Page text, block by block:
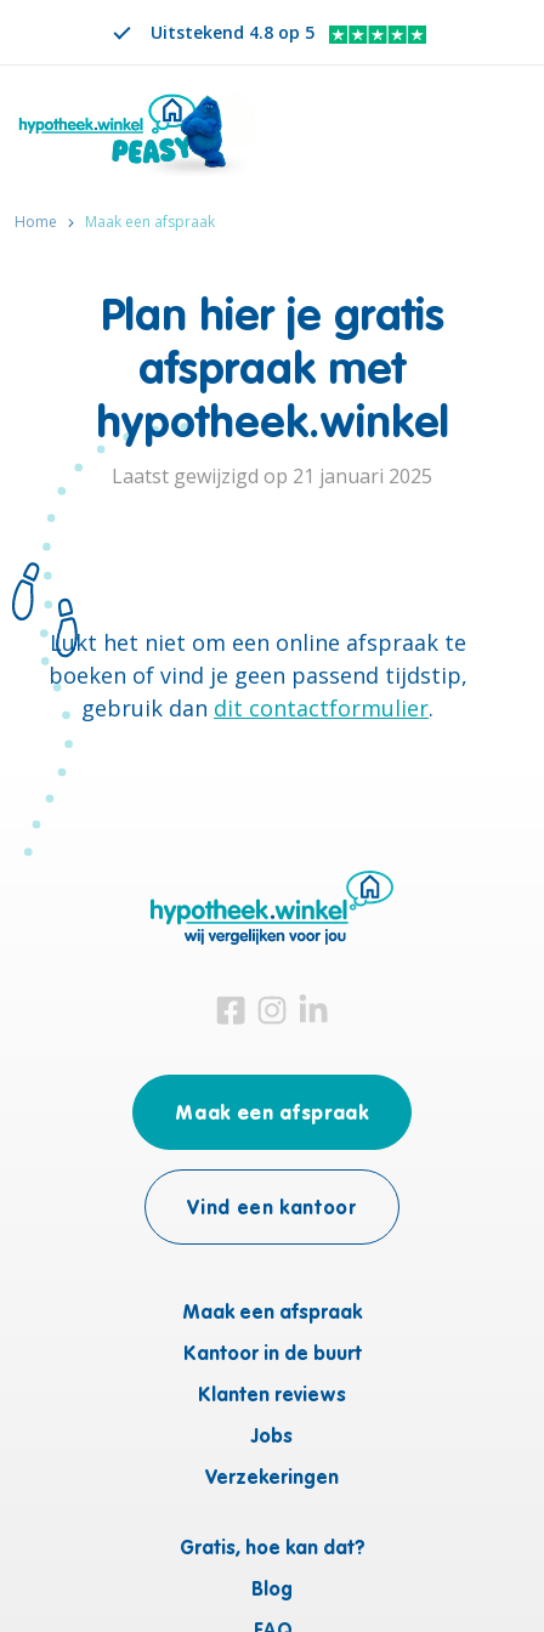
Uitstekend 4.8 op 5
Home Maak een afspraak
Plan hier je gratis
afspraak met
hypotheek.winkel
Laatst gewijzigd op 21 januari 2025
Lukt het niet om een online afspraak te
boeken of vind je geen passend tijdstip,
gebruik dan dit contactformulier.
Bezoek ons op Facebook
Bezoek ons op Instagram
Bezoek ons op Linkedin
Maak een afspraak
Kantoor in de buurt
Klanten reviews
Jobs
Verzekeringen
Gratis, hoe kan dat?
Blog
Maak een afspraak
Vind een kantoor